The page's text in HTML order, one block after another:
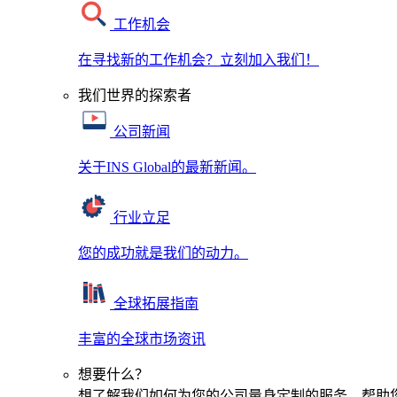
工作机会
在寻找新的工作机会？立刻加入我们！
我们世界的探索者
公司新闻
关于INS Global的最新新闻。
行业立足
您的成功就是我们的动力。
全球拓展指南
丰富的全球市场资讯
想要什么？